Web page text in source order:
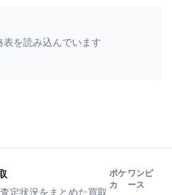
表を読み込んでいます
定状況をまとめた買取
ポケ
カ
ワンピ
ース